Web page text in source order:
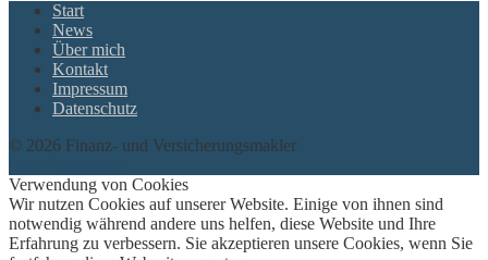
Start
News
Über mich
Kontakt
Impressum
Datenschutz
© 2026 Finanz- und Versicherungsmakler
Verwendung von Cookies
Wir nutzen Cookies auf unserer Website. Einige von ihnen sind
notwendig während andere uns helfen, diese Website und Ihre
Erfahrung zu verbessern. Sie akzeptieren unsere Cookies, wenn Sie